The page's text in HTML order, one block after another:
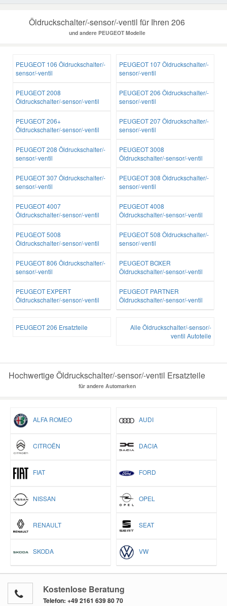
Öldruckschalter/-sensor/-ventil für Ihren 206
und andere PEUGEOT Modelle
PEUGEOT 106 Öldruckschalter/-
sensor/-ventil
PEUGEOT 107 Öldruckschalter/-
sensor/-ventil
PEUGEOT 2008
Öldruckschalter/-sensor/-ventil
PEUGEOT 206 Öldruckschalter/-
sensor/-ventil
PEUGEOT 206+
Öldruckschalter/-sensor/-ventil
PEUGEOT 207 Öldruckschalter/-
sensor/-ventil
PEUGEOT 208 Öldruckschalter/-
sensor/-ventil
PEUGEOT 3008
Öldruckschalter/-sensor/-ventil
PEUGEOT 307 Öldruckschalter/-
sensor/-ventil
PEUGEOT 308 Öldruckschalter/-
sensor/-ventil
PEUGEOT 4007
Öldruckschalter/-sensor/-ventil
PEUGEOT 4008
Öldruckschalter/-sensor/-ventil
PEUGEOT 5008
Öldruckschalter/-sensor/-ventil
PEUGEOT 508 Öldruckschalter/-
sensor/-ventil
PEUGEOT 806 Öldruckschalter/-
sensor/-ventil
PEUGEOT BOXER
Öldruckschalter/-sensor/-ventil
PEUGEOT EXPERT
Öldruckschalter/-sensor/-ventil
PEUGEOT PARTNER
Öldruckschalter/-sensor/-ventil
PEUGEOT 206 Ersatzteile
Alle Öldruckschalter/-sensor/-
ventil Autoteile
Hochwertige Öldruckschalter/-sensor/-ventil Ersatzteile
für andere Automarken
ALFA ROMEO AUDI
CITROËN DACIA
FIAT FORD
NISSAN OPEL
RENAULT SEAT
SKODA VW
Kostenlose Beratung
Telefon: +49 2161 639 80 70